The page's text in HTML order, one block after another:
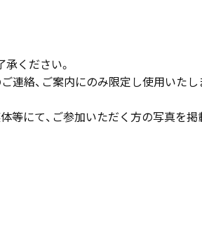
ください。
連絡、ご案内にのみ限定し使用いたし
等にて、ご参加いただく方の写真を掲